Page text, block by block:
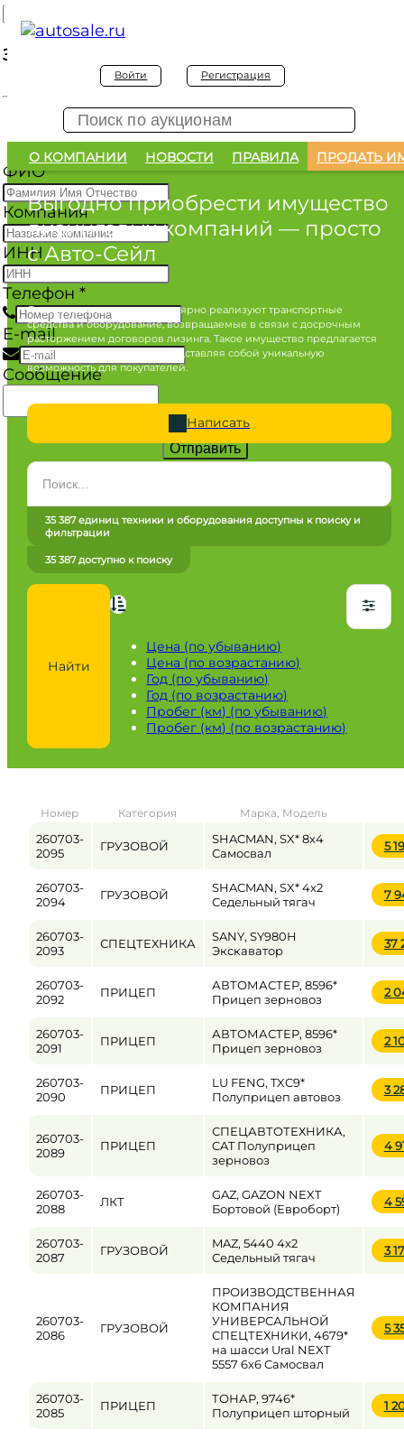
Войти Регистрация
О КОМПАНИИ НОВОСТИ ПРАВИЛА ПРОДАТЬ
Выгодно приобрести имущество
лизинговых компаний — просто
с Авто-Сейл
Лизинговые компании регулярно реализуют транспортные
средства и оборудование, возвращаемые в связи с досрочным
расторжением договоров лизинга. Такое имущество предлагается
по конкурентным ценам, представляя собой уникальную
возможность для покупателей.
Написать
Марка
Все марки
Город / регион
от до
Пробег / Наработка
Цена
Найти
Цена (по убыванию)
Цена (по возрастанию)
Год (по убыванию)
Год (по возрастанию)
Пробег (км) (по убыванию)
Пробег (км) (по возрастанию)
35 387 единиц техники и оборудования доступны к поиску и
фильтрации
35 387 доступно к поиску
Номер Категория Марка, Модель
260703-
2095
ГРУЗОВОЙ
SHACMAN, SX* 8x4
Самосвал
5
260703-
2094
ГРУЗОВОЙ
SHACMAN, SX* 4x2
Седельный тягач
7
260703-
2093
СПЕЦТЕХНИКА
SANY, SY980H
Экскаватор
37
260703-
2092
ПРИЦЕП
АВТОМАСТЕР, 8596*
Прицеп зерновоз
2
260703-
2091
ПРИЦЕП
АВТОМАСТЕР, 8596*
Прицеп зерновоз
2
260703-
2090
ПРИЦЕП
LU FENG, TXC9*
Полуприцеп автовоз
3
260703-
2089
ПРИЦЕП
СПЕЦАВТОТЕХНИКА,
CAT Полуприцеп
зерновоз
4
260703-
2088
ЛКТ
GAZ, GAZON NEXT
Бортовой (Евроборт)
4
260703-
2087
ГРУЗОВОЙ
MAZ, 5440 4x2
Седельный тягач
3
260703-
2086
ГРУЗОВОЙ
ПРОИЗВОДСТВЕННАЯ
КОМПАНИЯ
УНИВЕРСАЛЬНОЙ
СПЕЦТЕХНИКИ, 4679*
на шасси Ural NEXT
5557 6x6 Самосвал
5
260703-
2085
ПРИЦЕП
ТОНАР, 9746*
Полуприцеп шторный
1
Заявка на покупку
Заявка на покупку изъятого а/м
ФИО*
Компания
ИНН
Телефон *
E-mail
Сообщение
Отправить